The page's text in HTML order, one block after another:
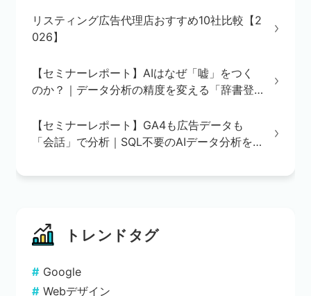
リスティング広告代理店おすすめ10社比較【2
026】
【セミナーレポート】AIはなぜ「嘘」をつく
のか？｜データ分析の精度を変える「辞書登
【セミナーレポート】GA4も広告データも
「会話」で分析｜SQL不要のAIデータ分析を
トレンドタグ
Google
Webデザイン